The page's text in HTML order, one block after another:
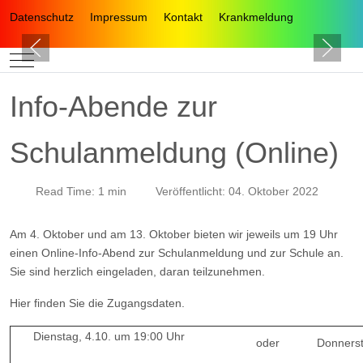
Datenschutz Impressum Kontakt Krankmeldung
Mobile Menu Toggle
Info-Abende zur
Schulanmeldung (Online)
Read Time: 1 min Veröffentlicht: 04. Oktober 2022
Am 4. Oktober und am 13. Oktober bieten wir jeweils um 19 Uhr
einen Online-Info-Abend zur Schulanmeldung und zur Schule an.
Sie sind herzlich eingeladen, daran teilzunehmen.
Hier finden Sie die Zugangsdaten.
Dienstag, 4.10. um 19:00 Uhr oder